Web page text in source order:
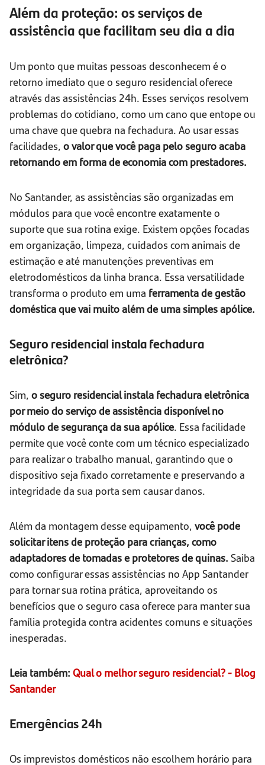
Além da proteção: os serviços de
assistência que facilitam seu dia a dia
Um ponto que muitas pessoas desconhecem é o
retorno imediato que o seguro residencial oferece
através das assistências 24h. Esses serviços resolvem
problemas do cotidiano, como um cano que entope ou
uma chave que quebra na fechadura. Ao usar essas
facilidades, o valor que você paga pelo seguro acaba
retornando em forma de economia com prestadores.
No Santander, as assistências são organizadas em
módulos para que você encontre exatamente o
suporte que sua rotina exige. Existem opções focadas
em organização, limpeza, cuidados com animais de
estimação e até manutenções preventivas em
eletrodomésticos da linha branca. Essa versatilidade
transforma o produto em uma ferramenta de gestão
doméstica que vai muito além de uma simples apólice.
Seguro residencial instala fechadura
eletrônica?
Sim, o seguro residencial instala fechadura eletrônica
por meio do serviço de assistência disponível no
módulo de segurança da sua apólice. Essa facilidade
permite que você conte com um técnico especializado
para realizar o trabalho manual, garantindo que o
dispositivo seja fixado corretamente e preservando a
integridade da sua porta sem causar danos.
Além da montagem desse equipamento, você pode
solicitar itens de proteção para crianças, como
adaptadores de tomadas e protetores de quinas. Saiba
como configurar essas assistências no App Santander
para tornar sua rotina prática, aproveitando os
benefícios que o seguro casa oferece para manter sua
família protegida contra acidentes comuns e situações
inesperadas.
Leia também: Qual o melhor seguro residencial? - Blog
Santander
Emergências 24h
Os imprevistos domésticos não escolhem horário para